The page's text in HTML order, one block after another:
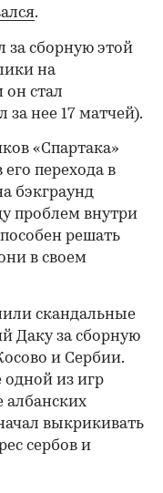
.
за сборную этой
на
стал
за нее 17 матчей).
«Спартака»
перехода в
бэкграунд
проблем внутри
решать
в своем
скандальные
Даку за сборную
и Сербии.
одной из игр
албанских
выкрикивать
сербов и